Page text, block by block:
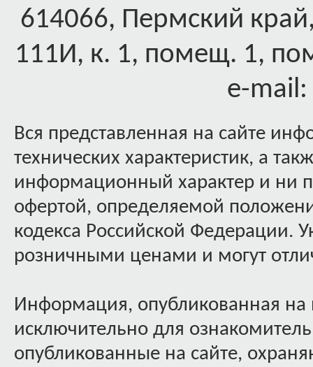
614066, Пермский
111И, к. 1, помещ. 1,
e-mail:
Вся представленная на сайте
технических характеристик, а
информационный характер и ни
офертой, определяемой
кодекса Российской Федерации.
розничными ценами и могут
Информация, опубликованная на
исключительно для
опубликованные на сайте,